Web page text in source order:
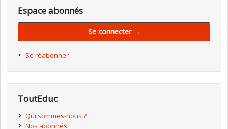
Espace abonnés
Se connecter →
Se réabonner
ToutEduc
Qui sommes-nous ?
Nos abonnés